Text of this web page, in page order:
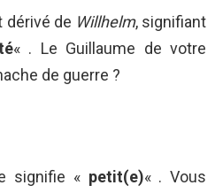
dérivé de Willhelm, signifiant
« . Le Guillaume de votre
de guerre ?
signifie « petit(e)« . Vous